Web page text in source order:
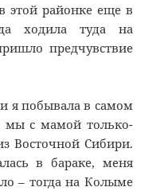
этой районке еще в
ходила туда на
предчувствие
я побывала в самом
мы с мамой только-
Восточной Сибири.
в бараке, меня
– тогда на Колыме